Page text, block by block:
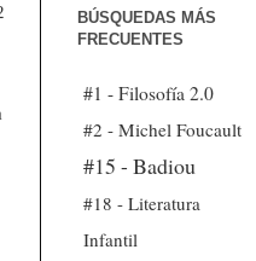
BÚSQUEDAS MÁS
FRECUENTES
#1 - Filosofía 2.0
#2 - Michel Foucault
#15 - Badiou
#18 - Literatura
Infantil